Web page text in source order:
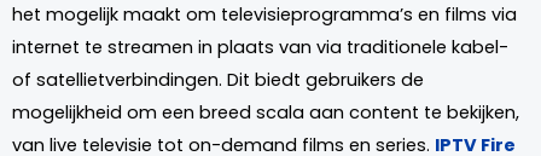
het mogelijk maakt om televisieprogramma’s en films via
internet te streamen in plaats van via traditionele kabel-
of satellietverbindingen. Dit biedt gebruikers de
mogelijkheid om een breed scala aan content te bekijken,
van live televisie tot on-demand films en series. IPTV Fire